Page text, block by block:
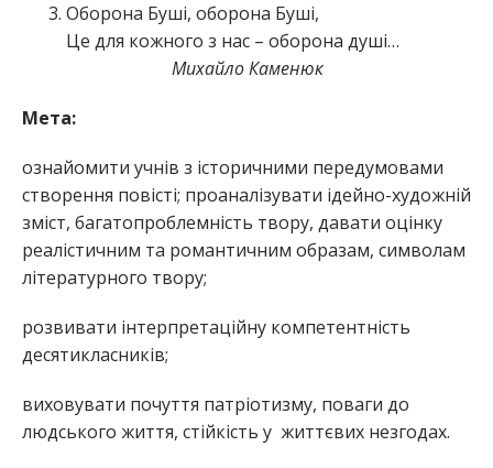
Оборона Буші, оборона Буші,
Це для кожного з нас – оборона душі…
Михайло Каменюк
Мета:
ознайомити учнів з історичними передумовами
створення повісті; проаналізувати ідейно-художній
зміст, багатопроблемність твору, давати оцінку
реалістичним та романтичним образам, символам
літературного твору;
розвивати інтерпретаційну компетентність
десятикласників;
виховувати почуття патріотизму, поваги до
людського життя, стійкість у життєвих незгодах.